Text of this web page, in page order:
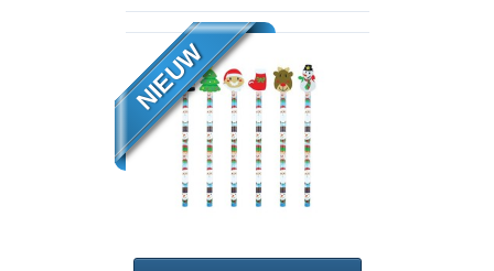
NIEUW